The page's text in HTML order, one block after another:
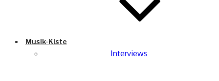
Musik-Kiste
Interviews